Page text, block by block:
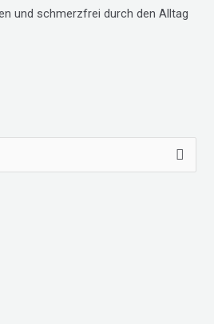
und schmerzfrei durch den Alltag